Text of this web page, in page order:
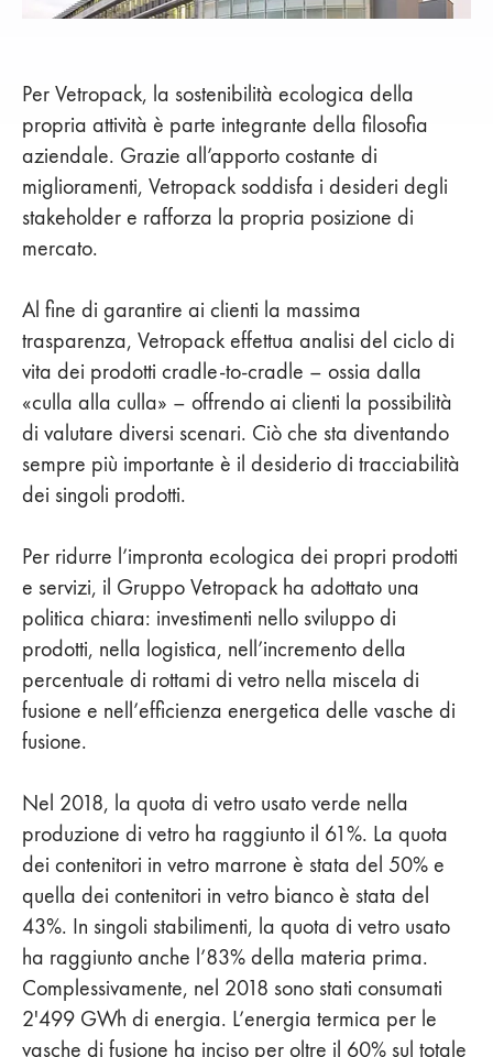
Per Vetropack, la sostenibilità ecologica della
propria attività è parte integrante della filosofia
aziendale. Grazie all’apporto costante di
miglioramenti, Vetropack soddisfa i desideri degli
stakeholder e rafforza la propria posizione di
mercato.
Al fine di garantire ai clienti la massima
trasparenza, Vetropack effettua analisi del ciclo di
vita dei prodotti cradle-to-cradle – ossia dalla
«culla alla culla» – offrendo ai clienti la possibilità
di valutare diversi scenari. Ciò che sta diventando
sempre più importante è il desiderio di tracciabilità
dei singoli prodotti.
Per ridurre l’impronta ecologica dei propri prodotti
e servizi, il Gruppo Vetropack ha adottato una
politica chiara: investimenti nello sviluppo di
prodotti, nella logistica, nell’incremento della
percentuale di rottami di vetro nella miscela di
fusione e nell’efficienza energetica delle vasche di
fusione.
Nel 2018, la quota di vetro usato verde nella
produzione di vetro ha raggiunto il 61%. La quota
dei contenitori in vetro marrone è stata del 50% e
quella dei contenitori in vetro bianco è stata del
43%. In singoli stabilimenti, la quota di vetro usato
ha raggiunto anche l’83% della materia prima.
Complessivamente, nel 2018 sono stati consumati
2'499 GWh di energia. L’energia termica per le
vasche di fusione ha inciso per oltre il 60% sul totale